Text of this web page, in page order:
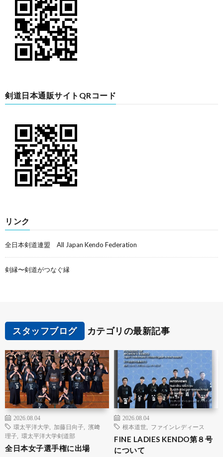
剣道日本通販サイトQRコード
リンク
全日本剣道連盟 All Japan Kendo Federation
剣縁〜剣道がつなぐ縁
スタッフブログ カテゴリの最新記事
2026.08.04
環太平洋大学
加藤日向子
濱﨑
理子
環太平洋大学剣道部
全日本女子選手権に出場
2026.08.04
根本道世
ファインレディース
FINE LADIES KENDO第８号
について